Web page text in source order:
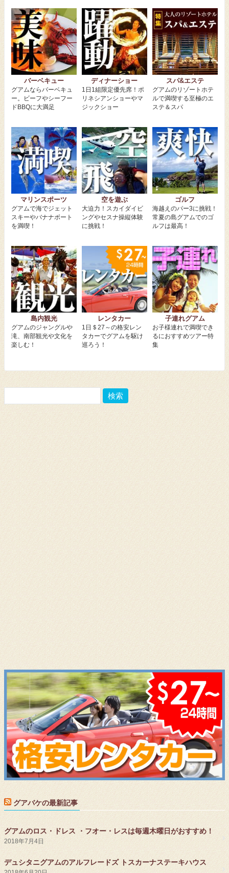
バーベキュー
グアムならバーベキュ
ー。ビーフやシーフー
ドBBQに大満足
ディナーショー
1日1組限定優先席！ポ
リネシアンショーやマ
ジックショー
スパ&エステ
グアムのリゾートホテ
ルで満喫する至極のエ
ステ＆スパ
マリンスポーツ
グアムで海でジェット
スキーやバナナボート
を満喫！
空を遊ぶ
大迫力！スカイダイビ
ングやセスナ操縦体験
に挑戦！
ゴルフ
海越えのパー3に挑戦！
常夏の島グアムでのゴ
ルフは最高！
島内観光
グアムのジャングルや
滝、南部観光や文化を
楽しむ！
レンタカー
1日＄27～の格安レン
タカーでグアムを駆け
巡ろう！
子連れグアム
お子様連れで満喫でき
るにおすすめツアー特
集
グアバケの最新記事
グアムのロス・ドレス ・フオー・レスは毎週木曜日がおすすめ！
2018年7月4日
デュシタニグアムのアルフレードズ トスカーナステーキハウス